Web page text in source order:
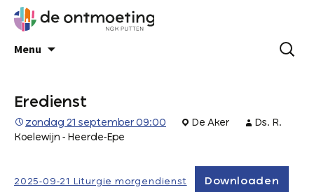
Menu
Eredienst
zondag 21 september 09:00 De Aker
Ds. R.
Koelewijn - Heerde-Epe
2025-09-21 Liturgie morgendienst Downloaden